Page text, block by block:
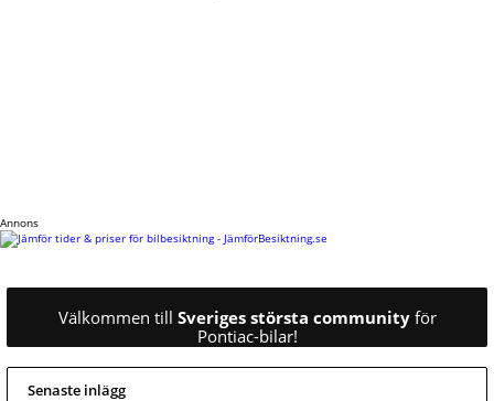
Annons
Välkommen till Sveriges största communityför
Pontiac-bilar!
Senaste inlägg